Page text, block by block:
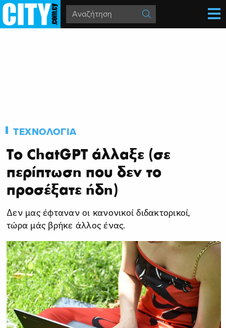
ΤΕΧΝΟΛΟΓΙΑ
Το ChatGPT άλλαξε (σε
περίπτωση που δεν το
προσέξατε ήδη)
Δεν μας έφταναν οι κανονικοί διδακτορικοί,
τώρα μάς βρήκε άλλος ένας.